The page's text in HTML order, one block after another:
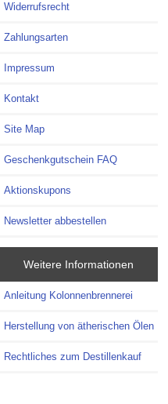
Widerrufsrecht
Zahlungsarten
Impressum
Kontakt
Site Map
Geschenkgutschein FAQ
Aktionskupons
Newsletter abbestellen
Weitere Informationen
Anleitung Kolonnenbrennerei
Herstellung von ätherischen Ölen
Rechtliches zum Destillenkauf